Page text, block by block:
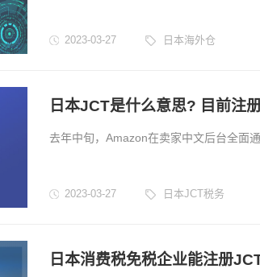
多加注意。...
2023-03-27 日本海外仓
日本JCT是什么意思? 目前注
去年中旬，Amazon在卖家中文后台全面
伙伴可以收藏起来!...
2023-03-27 日本JCT税务
日本消费税免税企业能注册